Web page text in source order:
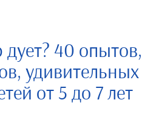
дует? 40 опытов,
удивительных
от 5 до 7 лет